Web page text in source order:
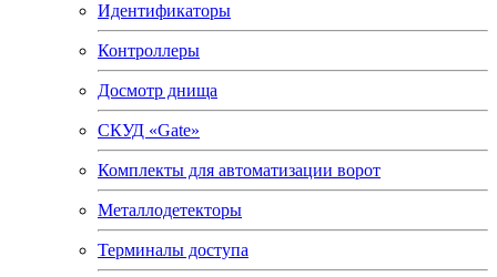
Идентификаторы
Контроллеры
Досмотр днища
СКУД «Gate»
Комплекты для автоматизации ворот
Металлодетекторы
Терминалы доступа